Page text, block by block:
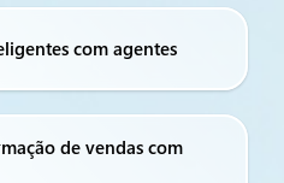
com agentes
de vendas com